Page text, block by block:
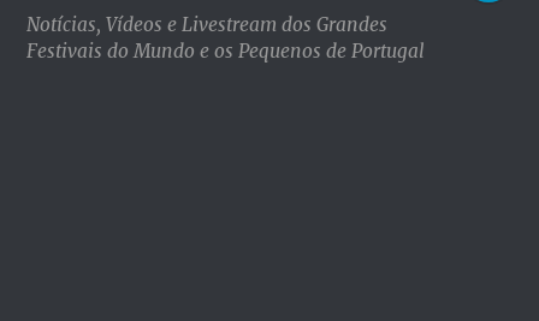
Notícias, Vídeos e Livestream dos Grandes
Festivais do Mundo e os Pequenos de Portugal